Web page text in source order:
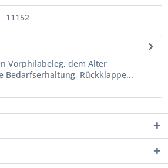
11152
Vorphilabeleg, dem Alter
Bedarfserhaltung, Rückklappe...